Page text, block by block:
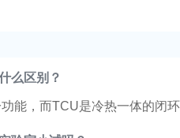
么区别？
能，而TCU是冷热一体的闭